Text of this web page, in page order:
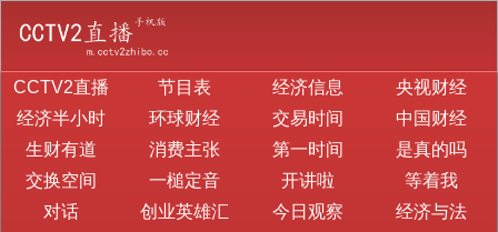
CCTV2直播 节目表 经济信息
央视财经
经济半小时
环球财经 交易时间
中国财经
生财有道
消费主张 第一时间
是真的吗
交换空间
一槌定音 开讲啦
等着我
对话
创业英雄汇 今日观察
经济与法